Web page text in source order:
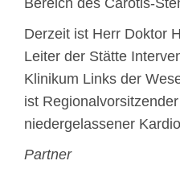
Bereich des Carotis-
Derzeit ist Herr Doktor
Leiter der Stätte
Klinikum Links der
ist
niedergelassener
Partner